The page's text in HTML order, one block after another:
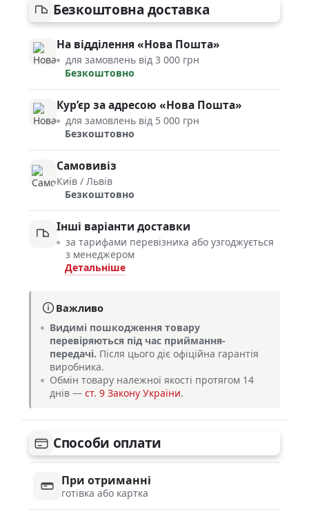
Безкоштовна доставка
На відділення «Нова Пошта»
для замовлень від 3 000 грн
Безкоштовно
Кур’єр за адресою «Нова Пошта»
для замовлень від 5 000 грн
Безкоштовно
Самовивіз
Київ / Львів
Безкоштовно
Інші варіанти доставки
за тарифами перевізника або узгоджується
з менеджером
Детальніше
Важливо
Видимі пошкодження товару
перевіряються під час приймання-
передачі. Після цього діє офіційна гарантія
виробника.
Обмін товару належної якості протягом 14
днів — ст. 9 Закону України.
Способи оплати
При отриманні
готівка або картка